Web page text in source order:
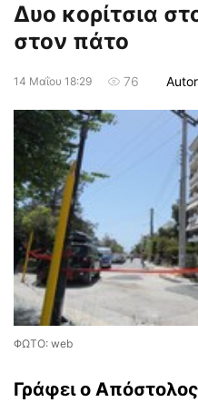
Δυο κορίτσια
στον πάτο
14 Μαΐου 18:29 76
ΦΩΤΟ: web
Γράφει ο